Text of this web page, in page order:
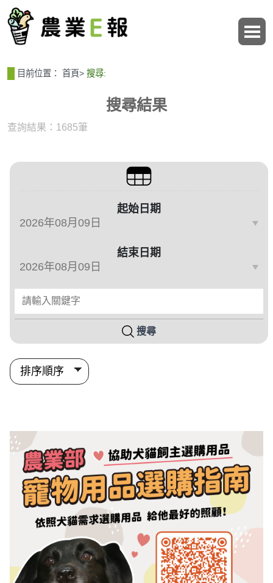
目前位置： 首頁> 搜尋:
搜尋結果
查詢結果：1685筆
篩選與搜尋條件
起始日期
結束日期
請輸入關鍵字
搜尋
搜尋結果列表